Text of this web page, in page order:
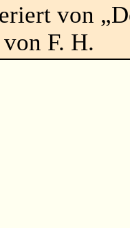
von
von F. H.